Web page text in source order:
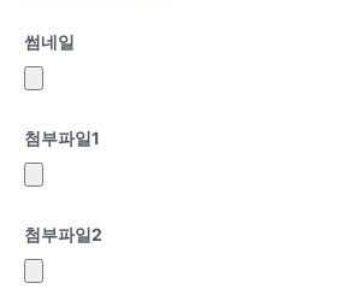
썸네일
첨부파일1
첨부파일2